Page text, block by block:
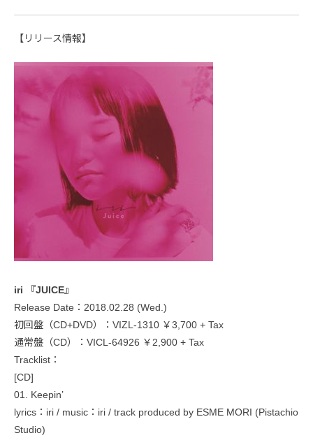
【リリース情報】
iri 『JUICE』
Release Date：2018.02.28 (Wed.)
初回盤（CD+DVD）：VIZL-1310 ￥3,700 + Tax
通常盤（CD）：VICL-64926 ￥2,900 + Tax
Tracklist：
[CD]
01. Keepin’
lyrics：iri / music：iri / track produced by ESME MORI (Pistachio
Studio)